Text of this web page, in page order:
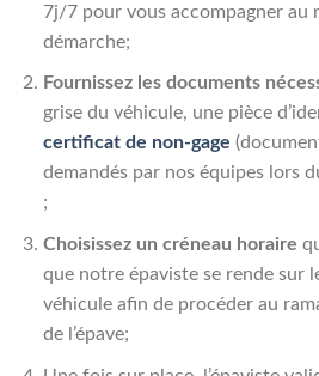
7j/7 pour vous accompagner au
démarche;
Fournissez les documents
grise du véhicule, une pièce
certificat de non-gage
demandés par nos équipes lors
;
Choisissez un créneau horaire
que notre épaviste se rende sur
véhicule afin de procéder au
de l’épave;